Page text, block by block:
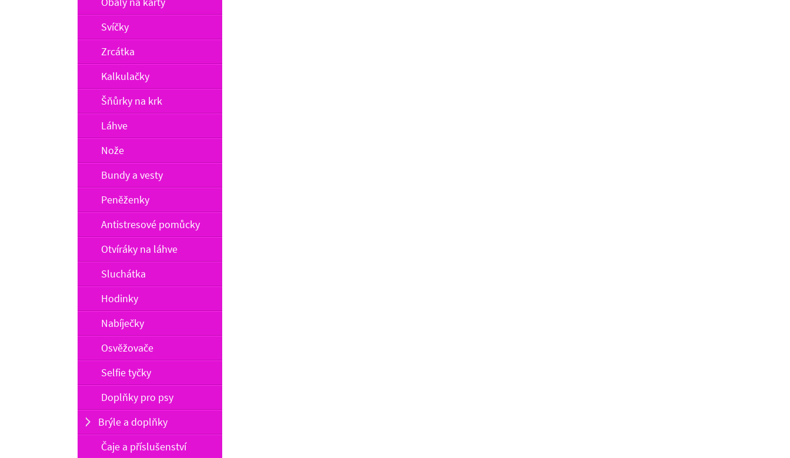
Svíčky
Zrcátka
Kalkulačky
Šňůrky na krk
Láhve
Nože
Bundy a vesty
Peněženky
Antistresové pomůcky
Otvíráky na láhve
Sluchátka
Hodinky
Nabíječky
Osvěžovače
Selfie tyčky
Doplňky pro psy
Brýle a doplňky
Čaje a příslušenství